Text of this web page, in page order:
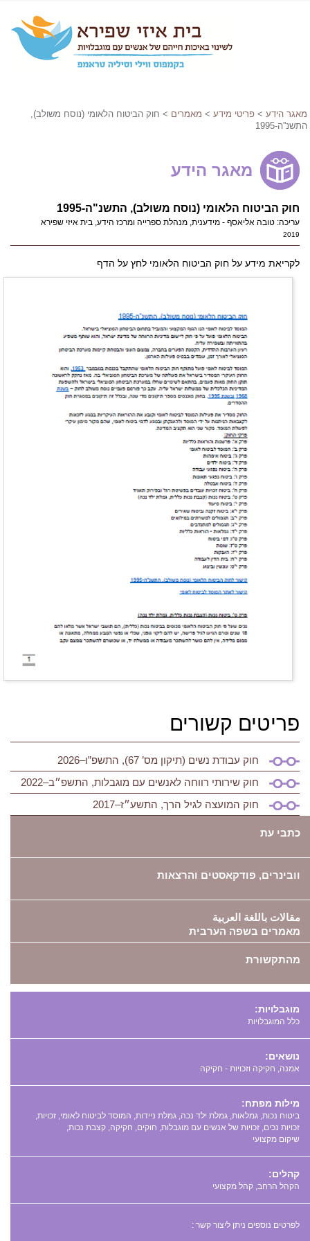
מאגר הידע > פריטי מידע > מאמרים > חוק הביטוח הלאומי (נוסח משולב),
התשנ”ה-1995
מאגר הידע
חוק הביטוח הלאומי (נוסח משולב), התשנ"ה-1995
עריכה: טובה אליאסף - מידענית, מנהלת ספרייה ומרכז הידע, בית איזי שפירא
2019
לקריאת מידע על חוק הביטוח הלאומי לחץ על הדף
פריטים קשורים
חוק עבודת נשים (תיקון מס’ 67), התשפ”ו–2026
חוק שירותי רווחה לאנשים עם מוגבלות, התשפ״ב–2022
חוק המועצה לגיל הרך, התשע״ז–2017
כתבי עת
וובינרים, פודקאסטים והרצאות
مقالات باللغة العربية
מאמרים בשפה הערבית
מהתקשורת
מוגבלויות:
כלל המוגבלויות
נושאים:
אמנה, חקיקה וזכויות - חקיקה
מילות מפתח:
,
,
,
,
,
,
,
,
,
,
,
קהלים:
הקהל הרחב, קהל מקצועי
לפרטים נוספים ניתן ליצור קשר :